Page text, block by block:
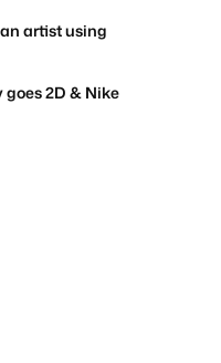
artist using
goes 2D & Nike